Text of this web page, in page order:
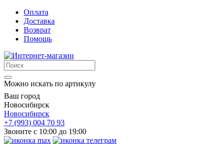
Оплата
Доставка
Возврат
Помощь
Можно искать по артикулу
Ваш город
Новосибирск
Новосибирск
+7 (993) 004 70 93
Звоните с 10:00 до 19:00